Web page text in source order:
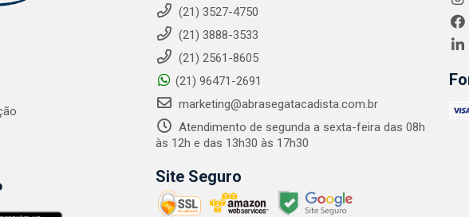
(21) 3527-4750
(21) 3888-3533
(21) 2561-8605
(21) 96471-2691
marketing@abrasegatacadista.com.br
Atendimento de segunda a sexta-feira das 08h
às 12h e das 13h30 às 17h30
Site Seguro